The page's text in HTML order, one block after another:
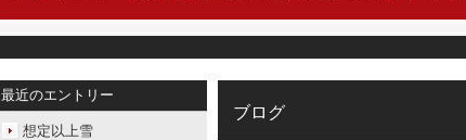
ブログ
最近のエントリー
想定以上雪